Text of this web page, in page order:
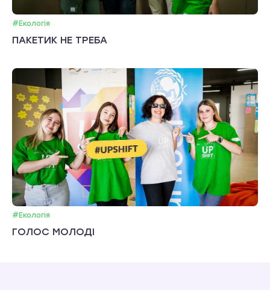
#Екологія
ПАКЕТИК НЕ ТРЕБА
#Екологія
ГОЛОС МОЛОДІ